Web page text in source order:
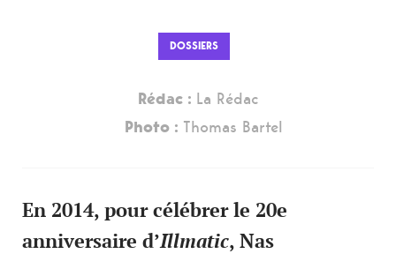
DOSSIERS
Rédac : La Rédac
Photo : Thomas Bartel
En 2014, pour célébrer le 20e
anniversaire d’Illmatic, Nas